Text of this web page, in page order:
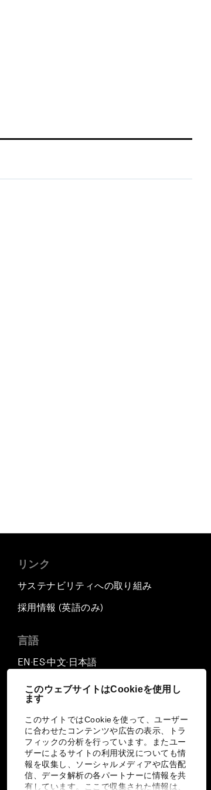
このウェブサイトはCookieを使用し
ます
このサイトではCookieを使って、ユーザー
に合わせたコンテンツや広告の表示、トラ
フィックの分析を行っています。またユー
ザーによるサイトの利用状況についても情
報を収集し、ソーシャルメディアや広告配
信、データ解析の各パートナーに情報を共
有しています。ここで収集された情報は、
リンク
サステナビリティへの取り組み
採用情報 (英語のみ)
言語
EN ▪ ES▪中文▪ 日本語